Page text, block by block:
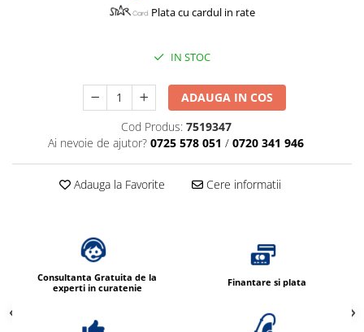
Plata cu cardul in rate
IN STOC
ADAUGA IN COS
Cod Produs: 7519347
Ai nevoie de ajutor? 0725 578 051 / 0720 341 946
Adauga la Favorite Cere informatii
Consultanta Gratuita de la
experti in curatenie
Finantare si plata